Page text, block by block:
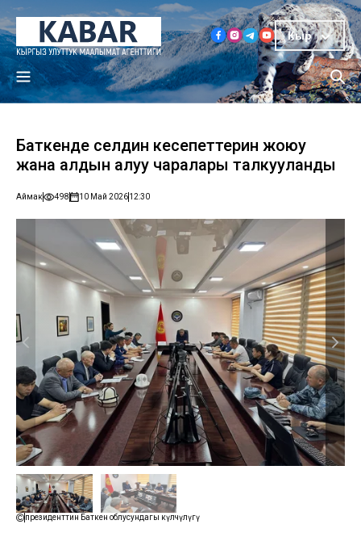
Кыр
Баткенде селдин кесепеттерин жоюу
жана алдын алуу чаралары талкууланды
Аймак 498 10 Май 202612:30
президенттин Баткен облусундагы өкүлчүлүгү